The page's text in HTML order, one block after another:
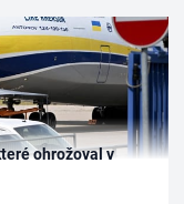
ohrožoval v